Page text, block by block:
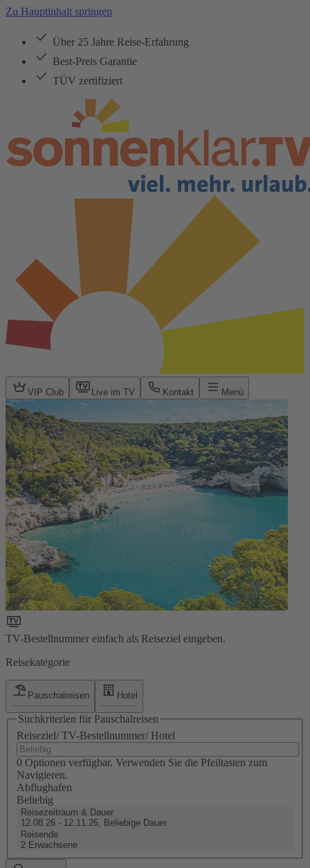
Zu Hauptinhalt springen
Über 25 Jahre Reise-Erfahrung
Best-Preis Garantie
TÜV zertifiziert
VIP Club Live im TV Kontakt Menü
TV-Bestellnummer einfach als Reiseziel eingeben.
Reisekategorie
Pauschalreisen Hotel
Suchkriterien für Pauschalreisen
Reiseziel/ TV-Bestellnummer/ Hotel
0 Optionen verfügbar. Verwenden Sie die Pfeiltasten zum
Navigieren.
Abflughafen
Beliebig
Reisezeitraum & Dauer
12.08.26 - 12.11.26, Beliebige Dauer
Reisende
2 Erwachsene